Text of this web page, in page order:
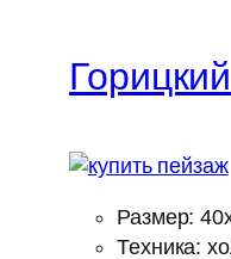
Размер:
Техника: